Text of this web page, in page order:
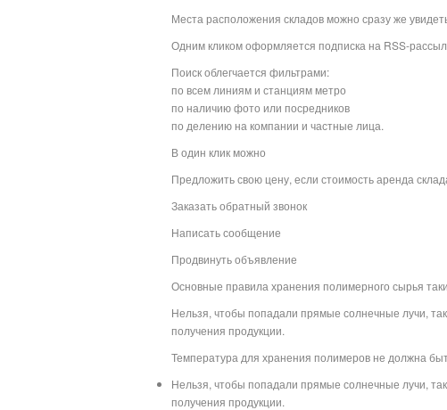
Места расположения складов можно сразу же
Одним кликом оформляется подписка на RSS-
Поиск облегчается фильтрами:
по всем линиям и станциям метро
по наличию фото или посредников
по делению на компании и частные лица.
В один клик можно
Предложить свою цену, если стоимость аренда
Заказать обратный звонок
Написать сообщение
Продвинуть объявление
Основные правила хранения полимерного сырья
Нельзя, чтобы попадали прямые солнечные лучи,
получения продукции.
Температура для хранения полимеров не должна
Нельзя, чтобы попадали прямые солнечные лучи,
получения продукции.